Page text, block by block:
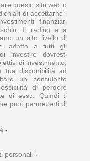
questo sito web o
di accettarne i
finanziari
Il trading e la
un alto livello di
adatto a tutti gli
investire dovresti
di investimento,
tua disponibilità ad
un consulente
di perdere
di esso. Quindi ti
puoi permetterti di
-
personali -